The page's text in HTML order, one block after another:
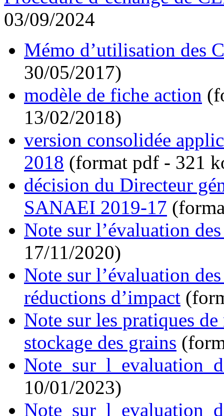
03/09/2024
Mémo d’utilisation des
30/05/2017)
modèle de fiche action
13/02/2018)
version consolidée
2018 (format pdf - 321
décision du Directeur
SANAEI 2019-17
Note sur l’évaluation
17/11/2020)
Note sur l’évaluation
réductions d’impact
Note sur les pratiques
stockage des grains
10/01/2023)